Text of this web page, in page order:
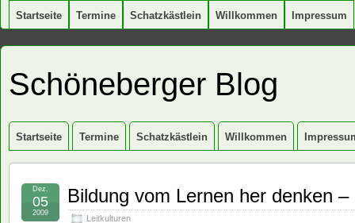
Startseite Termine Schatzkästlein Willkommen Impressum
Schöneberger Blog
Startseite Termine Schatzkästlein Willkommen
Bildung vom Lernen her denken
Leitkulturen
Dez.
05
2009